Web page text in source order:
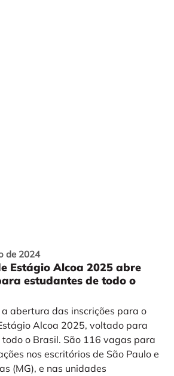
de 2024
Estágio Alcoa 2025 abre
estudantes de todo o
abertura das inscrições para o
Alcoa 2025, voltado para
o Brasil. São 116 vagas para
nos escritórios de São Paulo e
(MG), e nas unidades